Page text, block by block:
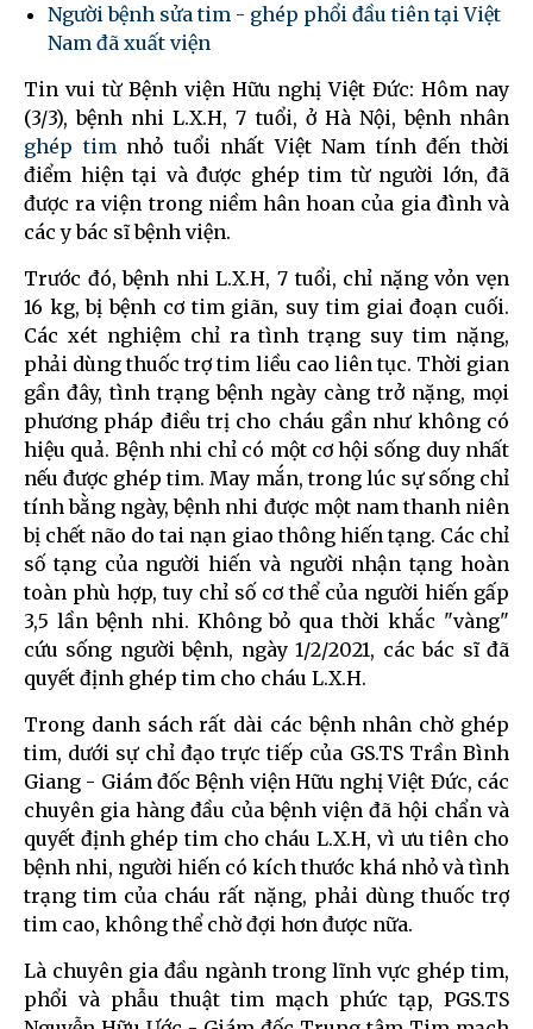
Người bệnh sửa tim - ghép phổi đầu tiên tại Việt
Nam đã xuất viện
Tin vui từ Bệnh viện Hữu nghị Việt Đức: Hôm nay
(3/3), bệnh nhi L.X.H, 7 tuổi, ở Hà Nội, bệnh nhân
ghép timnhỏ tuổi nhất Việt Nam tính đến thời
điểm hiện tại và được ghép tim từ người lớn, đã
được ra viện trong niềm hân hoan của gia đình và
các y bác sĩ bệnh viện.
Trước đó, bệnh nhi L.X.H, 7 tuổi, chỉ nặng vỏn vẹn
16 kg, bị bệnh cơ tim giãn, suy tim giai đoạn cuối.
Các xét nghiệm chỉ ra tình trạng suy tim nặng,
phải dùng thuốc trợ tim liều cao liên tục. Thời gian
gần đây, tình trạng bệnh ngày càng trở nặng, mọi
phương pháp điều trị cho cháu gần như không có
hiệu quả. Bệnh nhi chỉ có một cơ hội sống duy nhất
nếu được ghép tim. May mắn, trong lúc sự sống chỉ
tính bằng ngày, bệnh nhi được một nam thanh niên
bị chết não do tai nạn giao thông hiến tạng. Các chỉ
số tạng của người hiến và người nhận tạng hoàn
toàn phù hợp, tuy chỉ số cơ thể của người hiến gấp
3,5 lần bệnh nhi. Không bỏ qua thời khắc "vàng"
cứu sống người bệnh, ngày 1/2/2021, các bác sĩ đã
quyết định ghép tim cho cháu L.X.H.
Trong danh sách rất dài các bệnh nhân chờ ghép
tim, dưới sự chỉ đạo trực tiếp của GS.TS Trần Bình
Giang - Giám đốc Bệnh viện Hữu nghị Việt Đức, các
chuyên gia hàng đầu của bệnh viện đã hội chẩn và
quyết định ghép tim cho cháu L.X.H, vì ưu tiên cho
bệnh nhi, người hiến có kích thước khá nhỏ và tình
trạng tim của cháu rất nặng, phải dùng thuốc trợ
tim cao, không thể chờ đợi hơn được nữa.
Là chuyên gia đầu ngành trong lĩnh vực ghép tim,
phổi và phẫu thuật tim mạch phức tạp, PGS.TS